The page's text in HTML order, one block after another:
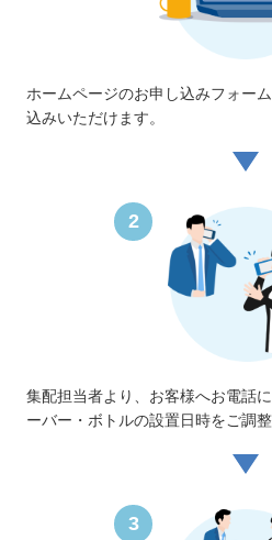
ホームページのお申し込みフォー
込みいただけます。
2
集配担当者より、お客様へお電話
ーバー・ボトルの設置日時をご調整
3